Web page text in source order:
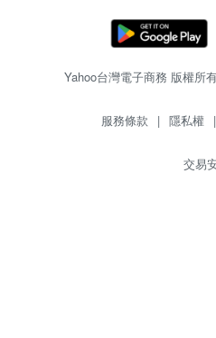
Yahoo台灣電子商務 版權所
服務條款 | 隱私權 |
交易